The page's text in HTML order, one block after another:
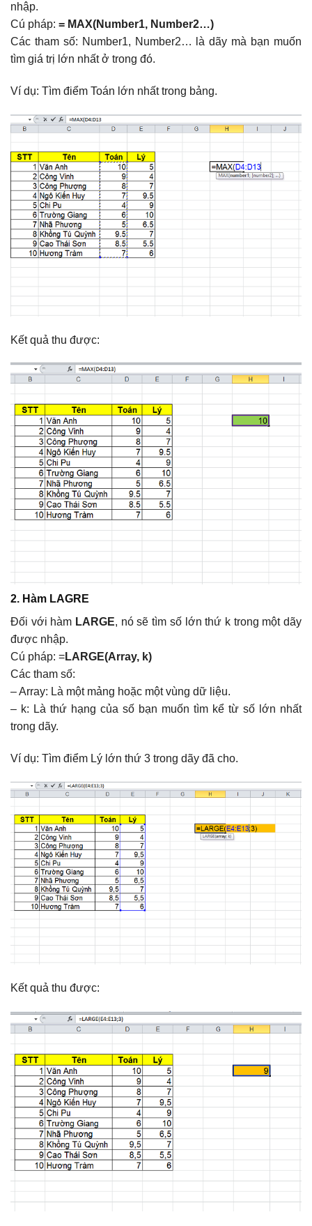
nhập.
Cú pháp: = MAX(Number1, Number2…)
Các tham số: Number1, Number2… là dãy mà bạn muốn
tìm giá trị lớn nhất ở trong đó.
Ví dụ: Tìm điểm Toán lớn nhất trong bảng.
Kết quả thu được:
2. Hàm LAGRE
Đối với hàm LARGE, nó sẽ tìm số lớn thứ k trong một dãy
được nhập.
Cú pháp: =LARGE(Array, k)
Các tham số:
– Array: Là một mảng hoặc một vùng dữ liệu.
– k: Là thứ hạng của số bạn muốn tìm kể từ số lớn nhất
trong dãy.
Ví dụ: Tìm điểm Lý lớn thứ 3 trong dãy đã cho.
Kết quả thu được: